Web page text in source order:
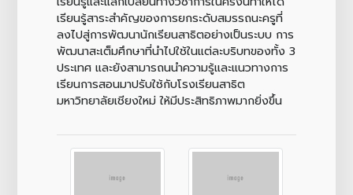
เรียนรู้สาระสำคัญของการยกระดับสมรรถนะครูที่
ลงไปสู่การพัฒนานักเรียนสาธิตอย่างเป็นระบบ การ
พัฒนาสะเต็มศึกษาที่นำไปใช้ในแต่ละบริบทของทั้ง 3
ประเทศ และยังสามารถนนำความรู้และแนวทางการ
เรียนการสอนมาปรับใช้กับโรงเรียนสาธิต
มหาวิทยาลัยเชียงใหม่ ให้มีประสิทธิภาพมากยิ่งขึ้น